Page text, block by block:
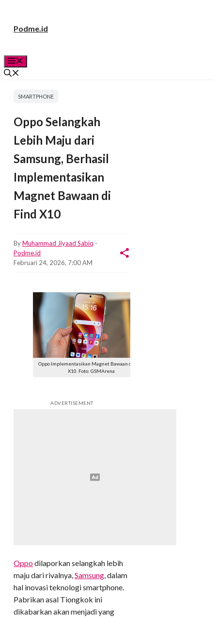
Podme.id
SMARTPHONE
Oppo Selangkah
Lebih Maju dari
Samsung, Berhasil
Implementasikan
Magnet Bawaan di
Find X10
ByMuhammad Jiyaad Sabiq -
Podme.id
Februari 24, 2026, 7:00 AM
Oppo Implementasikan Magnet Bawaan di Find
X10. Foto: GSMArena
ADVERTISEMENT
Oppodilaporkan selangkah lebih
maju dari rivalnya,Samsung, dalam
hal inovasi teknologi smartphone.
Pabrikan asal Tiongkok ini
dikabarkan akan menjadi yang